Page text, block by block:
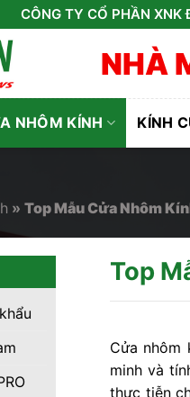
CÔNG TY CỔ PHẦN XNK
NHÀ
NHÔM KÍNH KÍNH
» Top Mẫu Cửa Nhôm
Top
Cửa
minh và
thực tiễn